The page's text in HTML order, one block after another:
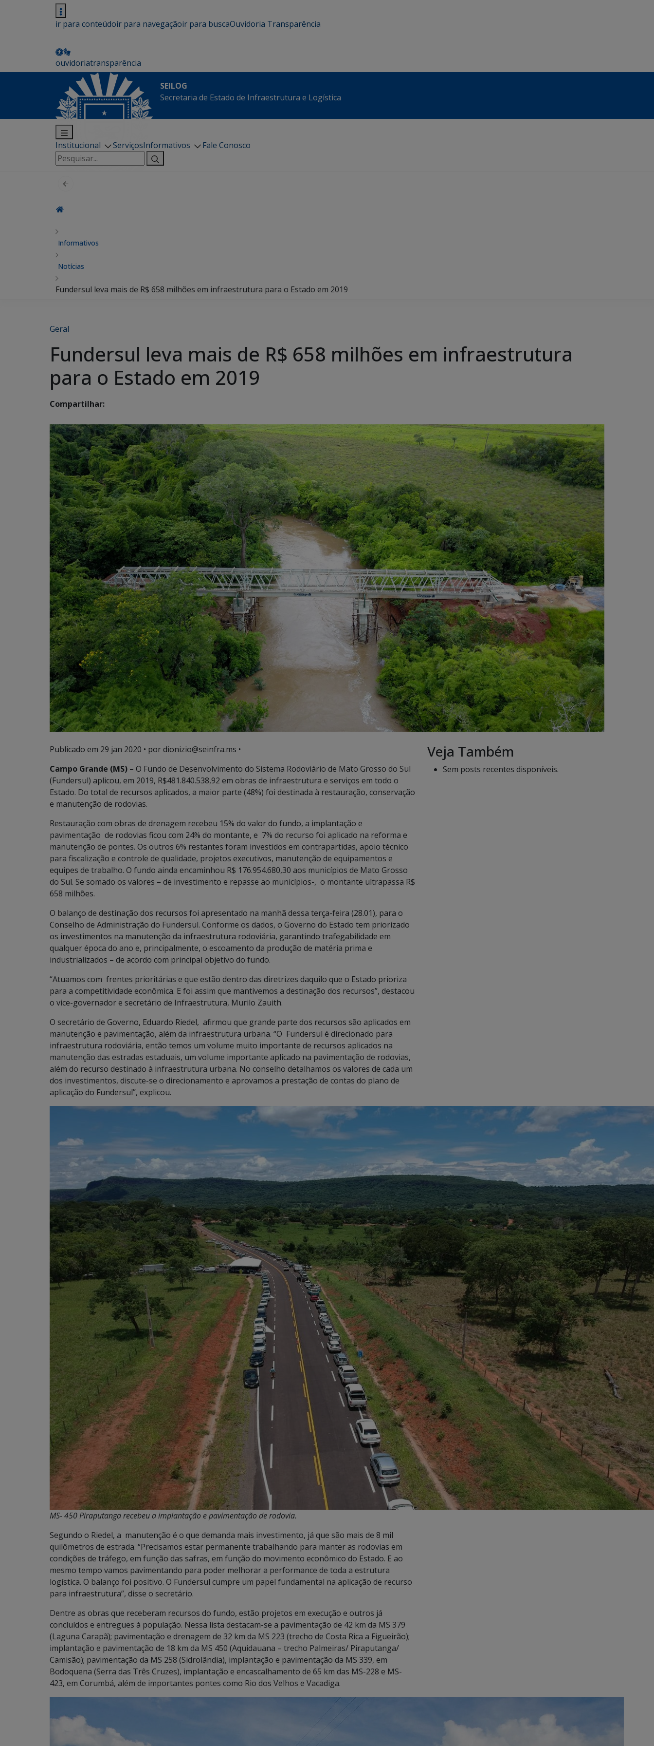
ir para conteúdoir para navegaçãoir para buscaOuvidoria Transparência
ouvidoriatransparência
SEILOG
Secretaria de Estado de Infraestrutura e Logística
Institucional ServiçosInformativos
Fale Conosco
Pesquisar
por:
Informativos
Notícias
Fundersul leva mais de R$ 658 milhões em infraestrutura para o Estado em 2019
Geral
Fundersul leva mais de R$ 658 milhões em infraestrutura
para o Estado em 2019
Compartilhar:
Publicado em 29 jan 2020 • por dionizio@seinfra.ms •
Campo Grande (MS) – O Fundo de Desenvolvimento do Sistema Rodoviário de Mato Grosso do Sul
(Fundersul) aplicou, em 2019, R$481.840.538,92 em obras de infraestrutura e serviços em todo o
Estado. Do total de recursos aplicados, a maior parte (48%) foi destinada à restauração, conservação
e manutenção de rodovias.
Restauração com obras de drenagem recebeu 15% do valor do fundo, a implantação e
pavimentação de rodovias ficou com 24% do montante, e 7% do recurso foi aplicado na reforma e
manutenção de pontes. Os outros 6% restantes foram investidos em contrapartidas, apoio técnico
para fiscalização e controle de qualidade, projetos executivos, manutenção de equipamentos e
equipes de trabalho. O fundo ainda encaminhou R$ 176.954.680,30 aos municípios de Mato Grosso
do Sul. Se somado os valores – de investimento e repasse ao municípios-, o montante ultrapassa R$
658 milhões.
O balanço de destinação dos recursos foi apresentado na manhã dessa terça-feira (28.01), para o
Conselho de Administração do Fundersul. Conforme os dados, o Governo do Estado tem priorizado
os investimentos na manutenção da infraestrutura rodoviária, garantindo trafegabilidade em
qualquer época do ano e, principalmente, o escoamento da produção de matéria prima e
industrializados – de acordo com principal objetivo do fundo.
“Atuamos com frentes prioritárias e que estão dentro das diretrizes daquilo que o Estado prioriza
para a competitividade econômica. E foi assim que mantivemos a destinação dos recursos”, destacou
o vice-governador e secretário de Infraestrutura, Murilo Zauith.
O secretário de Governo, Eduardo Riedel, afirmou que grande parte dos recursos são aplicados em
manutenção e pavimentação, além da infraestrutura urbana. “O Fundersul é direcionado para
infraestrutura rodoviária, então temos um volume muito importante de recursos aplicados na
manutenção das estradas estaduais, um volume importante aplicado na pavimentação de rodovias,
além do recurso destinado à infraestrutura urbana. No conselho detalhamos os valores de cada um
dos investimentos, discute-se o direcionamento e aprovamos a prestação de contas do plano de
aplicação do Fundersul”, explicou.
MS- 450 Piraputanga recebeu a implantação e pavimentação de rodovia.
Segundo o Riedel, a manutenção é o que demanda mais investimento, já que são mais de 8 mil
quilômetros de estrada. “Precisamos estar permanente trabalhando para manter as rodovias em
condições de tráfego, em função das safras, em função do movimento econômico do Estado. E ao
mesmo tempo vamos pavimentando para poder melhorar a performance de toda a estrutura
logística. O balanço foi positivo. O Fundersul cumpre um papel fundamental na aplicação de recurso
para infraestrutura”, disse o secretário.
Dentre as obras que receberam recursos do fundo, estão projetos em execução e outros já
concluídos e entregues à população. Nessa lista destacam-se a pavimentação de 42 km da MS 379
(Laguna Carapã); pavimentação e drenagem de 32 km da MS 223 (trecho de Costa Rica a Figueirão);
implantação e pavimentação de 18 km da MS 450 (Aquidauana – trecho Palmeiras/ Piraputanga/
Camisão); pavimentação da MS 258 (Sidrolândia), implantação e pavimentação da MS 339, em
Bodoquena (Serra das Três Cruzes), implantação e encascalhamento de 65 km das MS-228 e MS-
423, em Corumbá, além de importantes pontes como Rio dos Velhos e Vacadiga.
Veja Também
Sem posts recentes disponíveis.